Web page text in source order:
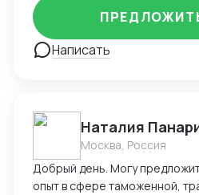
Написать
Наталия
Москва, Россия
Добрый день. Могу предложить Вам свой богатый
опыт в сфере таможенной,